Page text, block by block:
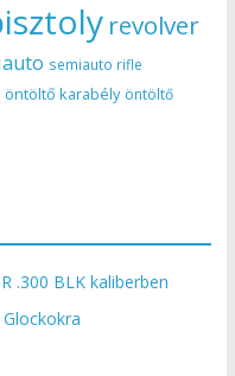
revolver
semiauto rifle
öntöltő karabély öntöltő
.300 BLK kaliberben